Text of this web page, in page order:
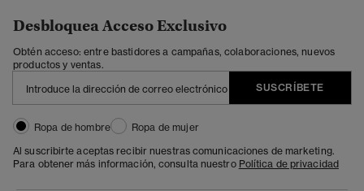
Desbloquea Acceso Exclusivo
Obtén acceso: entre bastidores a campañas, colaboraciones, nuevos
productos y ventas.
SUSCRÍBETE
Ropa de hombre
Ropa de mujer
Al suscribirte aceptas recibir nuestras comunicaciones de marketing.
Para obtener más información, consulta nuestro Política de privacidad